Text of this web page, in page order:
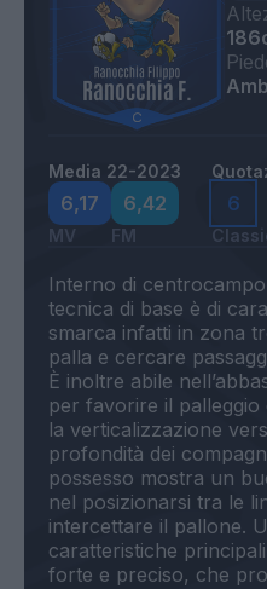
Media 22-2023
6,17
MV
6,42
FM
6
Interno di
tecnica di base è di
smarca infatti in zona
palla e cercare
È inoltre abile
per favorire il
la verticalizzazione
profondità dei
possesso mostra un
nel posizionarsi tra le
intercettare il pallone.
caratteristiche
forte e preciso, che